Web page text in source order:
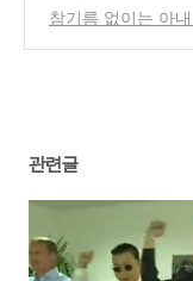
(39)
참기름 없이는 아
관련글